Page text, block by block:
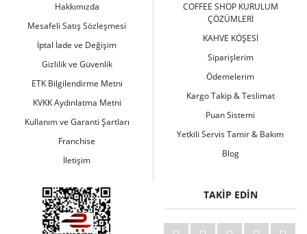
Hakkımızda
Mesafeli Satış Sözleşmesi
İptal İade ve Değişim
Gizlilik ve Güvenlik
ETK Bilgilendirme Metni
KVKK Aydınlatma Metni
Kullanım ve Garanti Şartları
Franchise
İletişim
COFFEE SHOP KURULUM
ÇÖZÜMLERİ
KAHVE KÖŞESİ
Siparişlerim
Ödemelerim
Kargo Takip & Teslimat
Puan Sistemi
Yetkili Servis Tamir & Bakım
Blog
TAKİP EDİN